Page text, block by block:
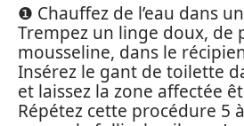
❶ Chauffez de l’eau dans
Trempez un linge doux, de
mousseline, dans le
Insérez le gant de toilette
et laissez la zone affectée
Répétez cette procédure 5